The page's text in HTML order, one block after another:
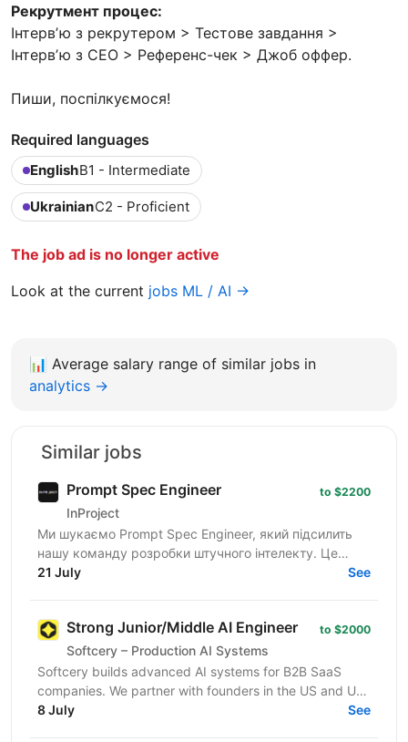
Рекрутмент процес:
Інтервʼю з рекрутером > Тестове завдання >
Інтервʼю з CEO > Референс-чек > Джоб оффер.
Пиши, поспілкуємося!
Required languages
EnglishB1 - Intermediate
UkrainianC2 - Proficient
The job ad is no longer active
Look at the current jobs ML / AI →
📊 Average salary range of similar jobs in
analytics →
Similar jobs
Prompt Spec Engineer
InProject
to $2200
Ми шукаємо Prompt Spec Engineer, який підсилить
нашу команду розробки штучного інтелекту. Це
роль не про "творче спілкування з ChatGPT", а про
21 July See
Strong Junior/Middle AI Engineer
Softcery – Production AI Systems
to $2000
Softcery builds advanced AI systems for B2B SaaS
companies. We partner with founders in the US and UK
to design, build, and scale production-ready AI...
8 July See